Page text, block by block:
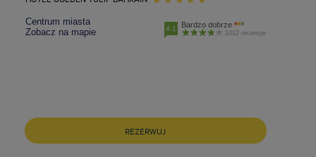
Centrum miasta
Zobacz na mapie
4.1 Bardzo dobrze
1012 recenzje
REZERWUJ
Hotele w Berlin
Hotele w Gdansk